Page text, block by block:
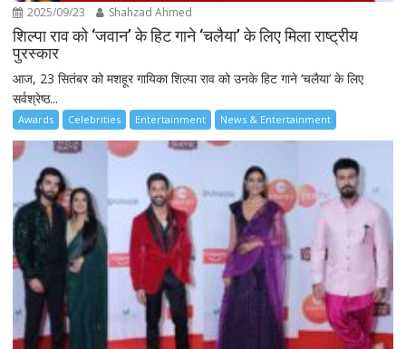
2025/09/23 Shahzad Ahmed
शिल्पा राव को ‘जवान’ के हिट गाने ‘चलैया’ के लिए मिला राष्ट्रीय
पुरस्कार
आज, 23 सितंबर को मशहूर गायिका शिल्पा राव को उनके हिट गाने ‘चलैया’ के लिए
सर्वश्रेष्ठ...
Awards Celebrities Entertainment News & Entertainment